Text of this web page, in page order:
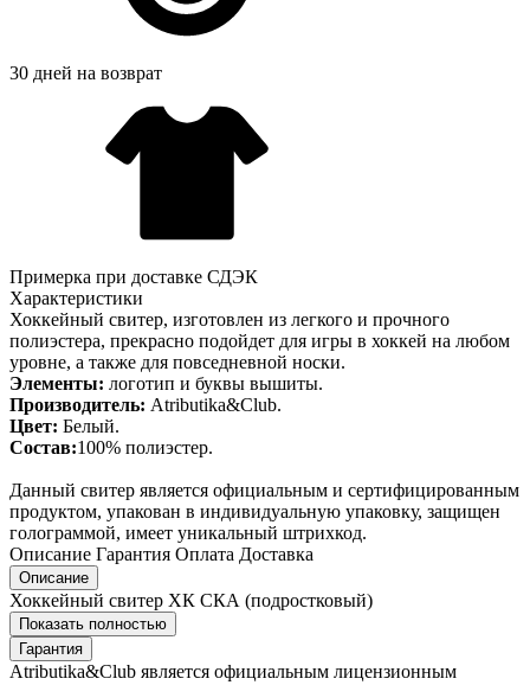
30 дней на возврат
Примерка при доставке СДЭК
Характеристики
Хоккейный свитер, изготовлен из легкого и прочного
полиэстера, прекрасно подойдет для игры в хоккей на любом
уровне, а также для повседневной носки.
Элементы: логотип и буквы вышиты.
Производитель: Atributika&Club.
Цвет: Белый.
Состав:100% полиэстер.
Данный свитер является официальным и сертифицированным
продуктом, упакован в индивидуальную упаковку, защищен
голограммой, имеет уникальный штрихкод.
Описание Гарантия Оплата Доставка
Описание
Хоккейный свитер ХК СКА (подростковый)
Показать полностью
Гарантия
Atributika&Club является официальным лицензионным